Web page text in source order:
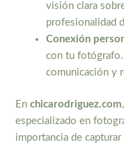
visión clara
profesionalidad
Conexión
con tu fotógrafo.
comunicación y
Enchicarodriguez.com
especializado en
importancia de